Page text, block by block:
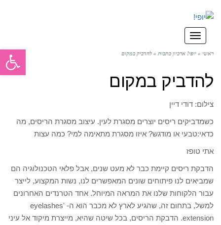
תפריט
ראשי » יופי! ארכיון כתבות » להדביק במקום
להדביק במקום
צילום: דודי דיין
כשמדביקים ריסים יוצרים מסגרת לעין. עיצוב מסגרת הריסים, מה
כדאי:טבעי או מודגש? איזו מסגרת מתאימה למי? כמה עצות
אתי טופז
הדבקת ריסים קיימת כבר לא מעט שנים, אבל פלאי הטכנולוגיה הם
שמביאים לנו פיתוחים שונים המאפשרים לנו, נשות המקצוע, לייצר
עבור הלקוחות שלנו את המראה המיוחל. אחד הטרנדים האחרונים
למשל, בתחום זה, שהגיע לארץ לא מכבר הוא ה- 'eyelashes
extension. הדבקת הריסים, בכל שיטה שהיא, מייצרת מיקוד אל עיני
פתח